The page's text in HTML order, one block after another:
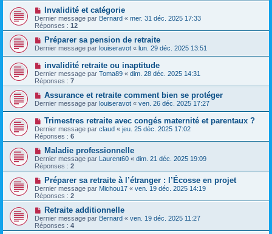
Invalidité et catégorie
Dernier message par Bernard « mer. 31 déc. 2025 17:33
Réponses : 12
Préparer sa pension de retraite
Dernier message par louiseravot « lun. 29 déc. 2025 13:51
invalidité retraite ou inaptitude
Dernier message par Toma89 « dim. 28 déc. 2025 14:31
Réponses : 7
Assurance et retraite comment bien se protéger
Dernier message par louiseravot « ven. 26 déc. 2025 17:27
Trimestres retraite avec congés maternité et parentaux ?
Dernier message par claud « jeu. 25 déc. 2025 17:02
Réponses : 6
Maladie professionnelle
Dernier message par Laurent60 « dim. 21 déc. 2025 19:09
Réponses : 2
Préparer sa retraite à l’étranger : l’Écosse en projet
Dernier message par Michou17 « ven. 19 déc. 2025 14:19
Réponses : 2
Retraite additionnelle
Dernier message par Bernard « ven. 19 déc. 2025 11:27
Réponses : 4